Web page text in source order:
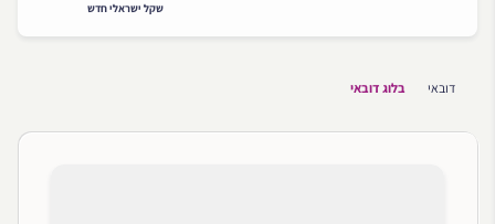
שקל ישראלי חדש
דובאי בלוג דובאי